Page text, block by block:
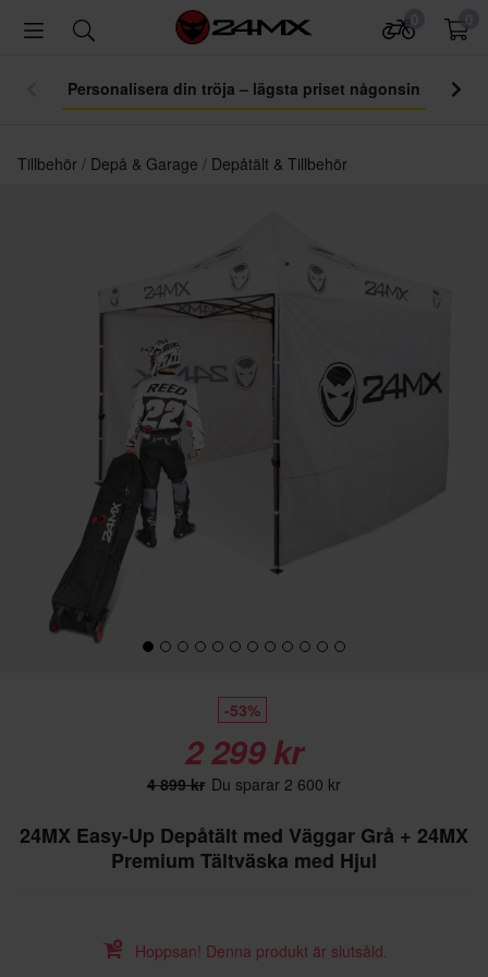
Personalisera din tröja – lägsta priset någonsin
Tillbehör Depå & Garage Depåtält & Tillbehör
-53%
2 299 kr
4 899 kr Du sparar 2 600 kr
24MX Easy-Up Depåtält med Väggar Grå + 24MX
Premium Tältväska med Hjul
Hoppsan! Denna produkt är slutsåld.